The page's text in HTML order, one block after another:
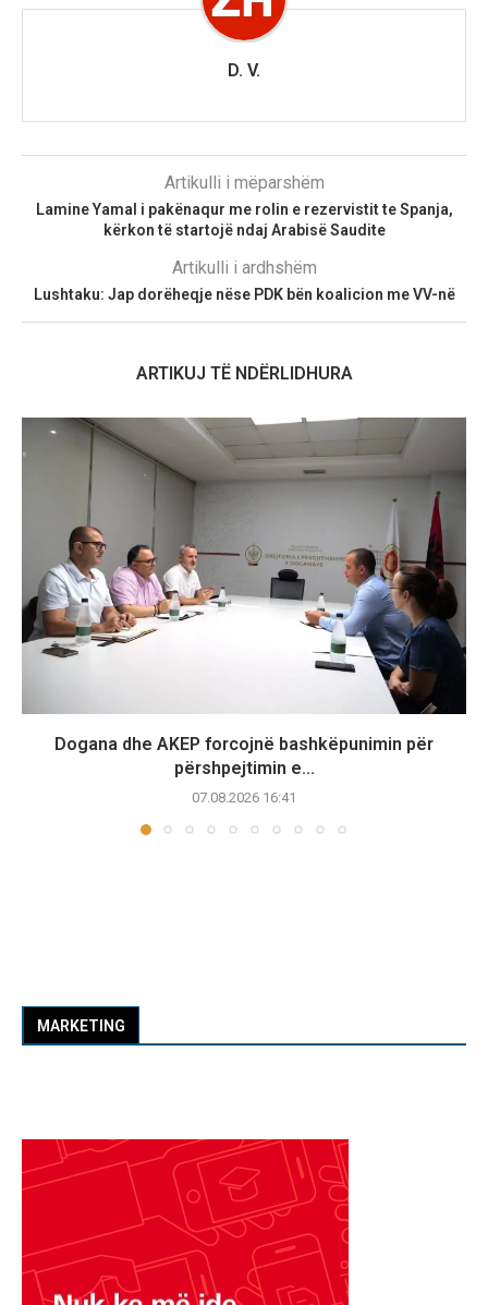
D. V.
Artikulli i mëparshëm
Lamine Yamal i pakënaqur me rolin e rezervistit te Spanja,
kërkon të startojë ndaj Arabisë Saudite
Artikulli i ardhshëm
Lushtaku: Jap dorëheqje nëse PDK bën koalicion me VV-në
ARTIKUJ TË NDËRLIDHURA
Dogana dhe AKEP forcojnë bashkëpunimin për
përshpejtimin e...
07.08.2026 16:41
MARKETING